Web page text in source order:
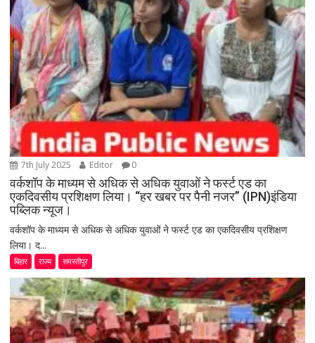
7th July 2025 Editor 0
वर्कशॉप के माध्यम से अधिक से अधिक युवाओं ने फर्स्ट एड का
एकदिवसीय प्रशिक्षण लिया। “हर खबर पर पैनी नजर” (IPN)इंडिया
पब्लिक न्यूज।
वर्कशॉप के माध्यम से अधिक से अधिक युवाओं ने फर्स्ट एड का एकदिवसीय प्रशिक्षण
लिया। द...
बिहार राज्य समस्तीपुर